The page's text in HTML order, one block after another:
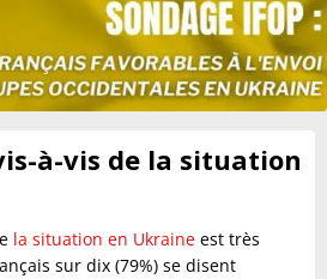
à-vis de la situation
la situation en Ukraine est très
sur dix (79%) se disent